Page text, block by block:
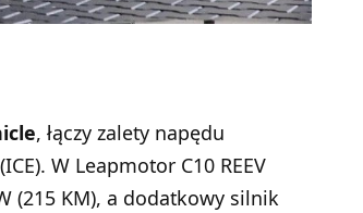
, łączy zalety napędu
W Leapmotor C10 REEV
(215 KM), a dodatkowy silnik